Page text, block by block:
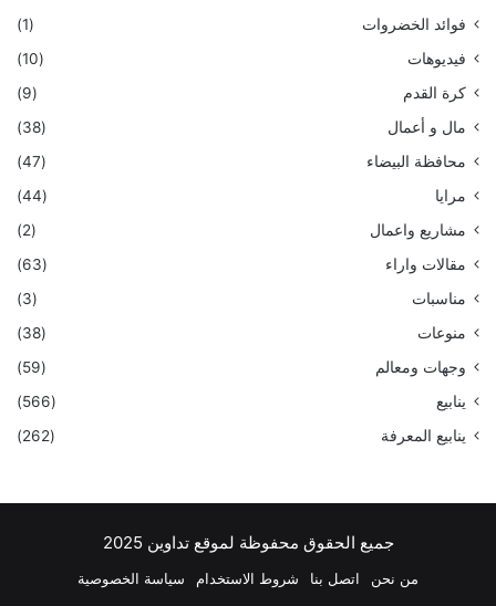
فوائد الخضروات
(1)
فيديوهات
(10)
كرة القدم
(9)
مال و أعمال
(38)
محافظة البيضاء
(47)
مرايا
(44)
مشاريع واعمال
(2)
مقالات واراء
(63)
مناسبات
(3)
منوعات
(38)
وجهات ومعالم
(59)
ينابيع
(566)
ينابيع المعرفة
(262)
جميع الحقوق محفوظة لموقع تداوين 2025
من نحن اتصل بنا شروط الاستخدام سياسة الخصوصية